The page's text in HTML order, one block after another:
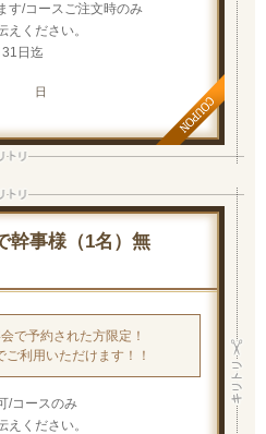
す/コースご注文時のみ
えください。
31日迄
日
幹事様（1名）無
で予約された方限定！
利用いただけます！！
/コースのみ
えください。